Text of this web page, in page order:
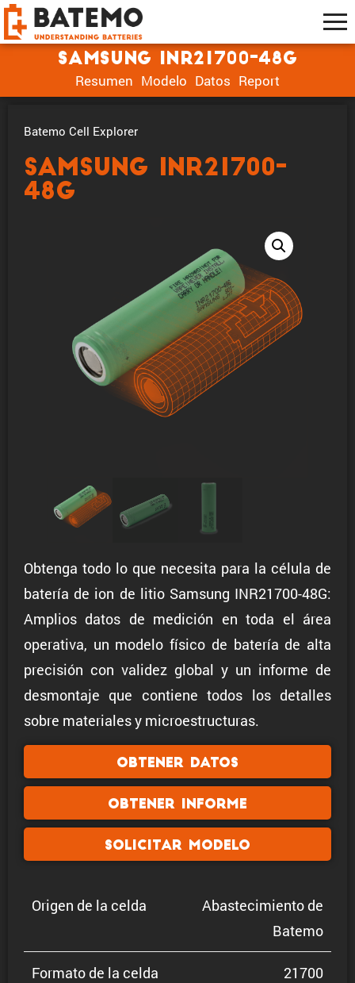
Samsung INR21700-48G
Resumen Modelo Datos Report
Batemo Cell Explorer
Samsung INR21700-
48G
Obtenga todo lo que necesita para la célula de
batería de ion de litio Samsung INR21700-48G:
Amplios datos de medición en toda el área
operativa, un modelo físico de batería de alta
precisión con validez global y un informe de
desmontaje que contiene todos los detalles
sobre materiales y microestructuras.
Obtener datos
Obtener informe
Solicitar modelo
Origen de la celda
Abaste­ci­miento de
Batemo
Formato de la celda 21700